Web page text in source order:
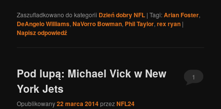
Zaszufladkowano do kategorii Dzień dobry NFL |Tagi:Arian Foster,
DeAngelo Williams,NaVorro Bowman, Phil Taylor,rex ryan |
Napisz odpowiedź
Pod lupą: Michael Vick w New
York Jets
Opublikowany22 marca 2014przezNFL24
1